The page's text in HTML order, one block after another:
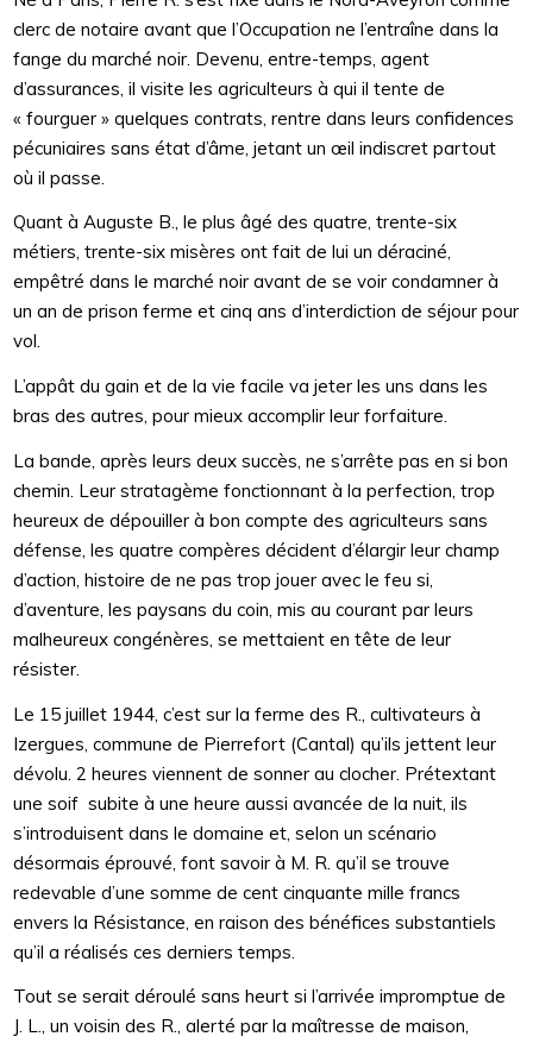
clerc de notaire avant que l’Occupation ne l’entraîne dans la
fange du marché noir. Devenu, entre-temps, agent
d’assurances, il visite les agriculteurs à qui il tente de
« fourguer » quelques contrats, rentre dans leurs confidences
pécuniaires sans état d’âme, jetant un œil indiscret partout
où il passe.
Quant à Auguste B., le plus âgé des quatre, trente-six
métiers, trente-six misères ont fait de lui un déraciné,
empêtré dans le marché noir avant de se voir condamner à
un an de prison ferme et cinq ans d’interdiction de séjour pour
vol.
L’appât du gain et de la vie facile va jeter les uns dans les
bras des autres, pour mieux accomplir leur forfaiture.
La bande, après leurs deux succès, ne s’arrête pas en si bon
chemin. Leur stratagème fonctionnant à la perfection, trop
heureux de dépouiller à bon compte des agriculteurs sans
défense, les quatre compères décident d’élargir leur champ
d’action, histoire de ne pas trop jouer avec le feu si,
d’aventure, les paysans du coin, mis au courant par leurs
malheureux congénères, se mettaient en tête de leur
résister.
Le 15 juillet 1944, c’est sur la ferme des R., cultivateurs à
Izergues, commune de Pierrefort (Cantal) qu’ils jettent leur
dévolu. 2 heures viennent de sonner au clocher. Prétextant
une soif subite à une heure aussi avancée de la nuit, ils
s’introduisent dans le domaine et, selon un scénario
désormais éprouvé, font savoir à M. R. qu’il se trouve
redevable d’une somme de cent cinquante mille francs
envers la Résistance, en raison des bénéfices substantiels
qu’il a réalisés ces derniers temps.
Tout se serait déroulé sans heurt si l’arrivée impromptue de
J. L., un voisin des R., alerté par la maîtresse de maison,